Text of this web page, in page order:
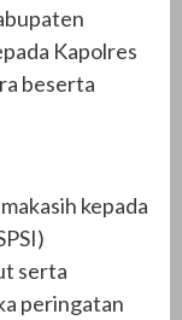
Kapolres
beserta
kepada
serta
peringatan